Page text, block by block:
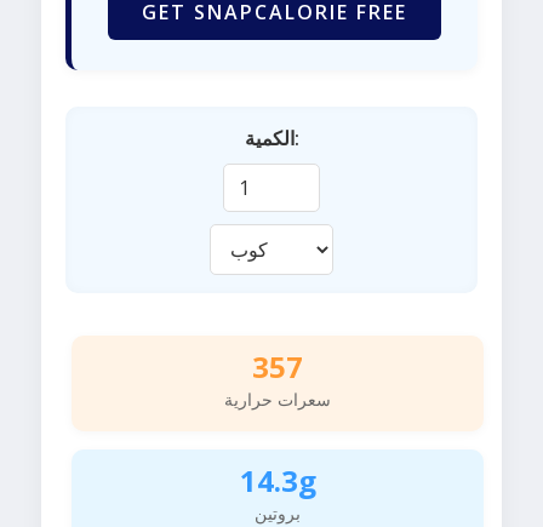
GET SNAPCALORIE FREE
الكمية:
357
سعرات حرارية
14.3g
بروتين